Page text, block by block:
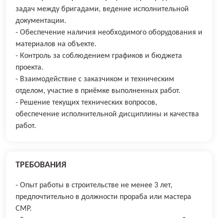
задач между бригадами, ведение исполнительной
документации.
- Обеспечение наличия необходимого оборудования и
материалов на объекте.
- Контроль за соблюдением графиков и бюджета
проекта.
- Взаимодействие с заказчиком и техническим
отделом, участие в приёмке выполненных работ.
- Решение текущих технических вопросов,
обеспечение исполнительной дисциплины и качества
работ.
ТРЕБОВАНИЯ
- Опыт работы в строительстве не менее 3 лет,
предпочтительно в должности прораба или мастера
СМР.